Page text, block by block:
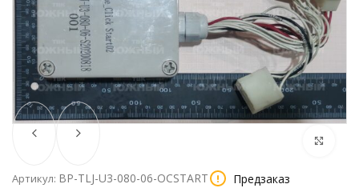
Артикул: BP-TLJ-U3-080-06-OCSTART Предзаказ